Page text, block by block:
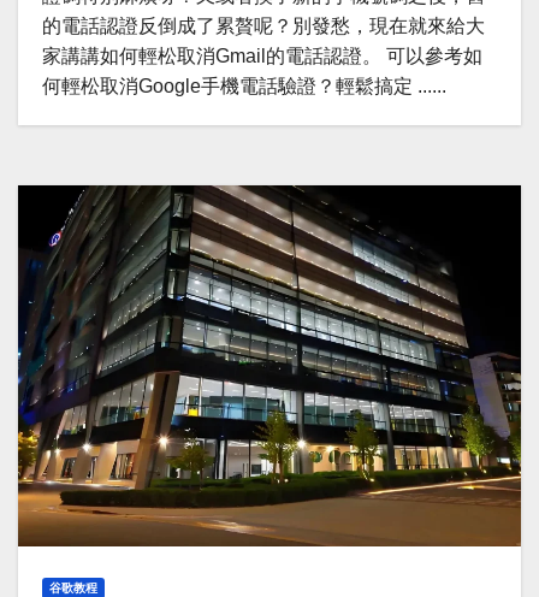
的電話認證反倒成了累贅呢？別發愁，現在就來給大
家講講如何輕松取消Gmail的電話認證。 可以參考如
何輕松取消Google手機電話驗證？輕鬆搞定 ......
谷歌教程